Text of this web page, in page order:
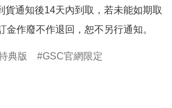
貨通知後14天內到取，若未能如期取
金作廢不作退回，恕不另行通知。
典版 GSC官網限定